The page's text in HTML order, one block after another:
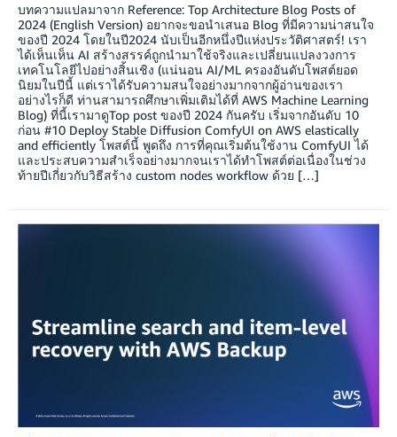
บทความแปลมาจาก Reference: Top Architecture Blog Posts of
2024 (English Version) อยากจะขอนำเสนอ Blog ที่มีความน่าสนใจ
ของปี 2024 โดยในปี2024 นับเป็นอีกหนึ่งปีแห่งประวัติศาสตร์! เรา
ได้เห็นเห็น AI สร้างสรรค์ถูกนำมาใช้จริงและเปลี่ยนแปลงวงการ
เทคโนโลยีไปอย่างสิ้นเชิง (แน่นอน AI/ML ครองอันดับโพสต์ยอด
นิยมในปีนี้ แต่เราได้รับความสนใจอย่างมากจากผู้อ่านของเรา
อย่างไรก็ดี ท่านสามารถศึกษาเพิ่มเติมได้ที่ AWS Machine Learning
Blog) ที่นี้เรามาดูTop post ของปี 2024 กันครับ เริ่มจากอันดับ 10
ก่อน #10 Deploy Stable Diffusion ComfyUI on AWS elastically
and efficiently โพสต์นี้ พูดถึง การที่คุณเริ่มต้นใช้งาน ComfyUI ได้
และประสบความสำเร็จอย่างมากจนเราได้ทำโพสต์ต่อเนื่องในช่วง
ท้ายปีเกี่ยวกับวิธีสร้าง custom nodes workflow ด้วย […]